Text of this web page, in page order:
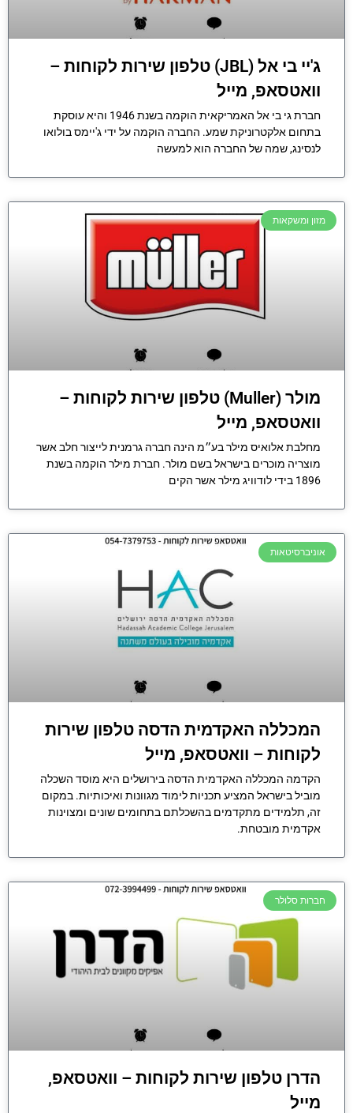
ג'יי בי אל (JBL) טלפון שירות לקוחות –
וואטסאפ, מייל
חברת גי בי אל האמריקאית הוקמה בשנת 1946 והיא עוסקת
בתחום אלקטרוניקת שמע. החברה הוקמה על ידי ג'יימס בולואו
לנסינג, שמה של החברה הוא למעשה
מזון ומשקאות
מולר (Muller) טלפון שירות לקוחות –
וואטסאפ, מייל
מחלבת אלואיס מילר בע״מ הינה חברה גרמנית לייצור חלב אשר
מוצריה מוכרים בישראל בשם מולר. חברת מילר הוקמה בשנת
1896 בידי לודוויג מילר אשר הקים
אוניברסיטאות
המכללה האקדמית הדסה טלפון שירות
לקוחות – וואטסאפ, מייל
הקדמה המכללה האקדמית הדסה בירושלים היא מוסד השכלה
מוביל בישראל המציע תכניות לימוד מגוונות ואיכותיות. במקום
זה, תלמידים מתקדמים בהשכלתם בתחומים שונים ומצוינות
אקדמית מובטחת.
חברות סלולר
הדרן טלפון שירות לקוחות – וואטסאפ,
מייל